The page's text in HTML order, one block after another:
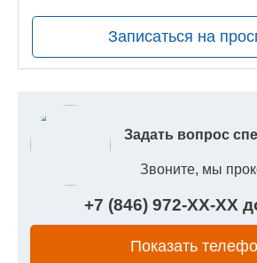
руб.
Записаться на
Задать вопрос
Звоните, мы
+7 (846) 972-XX-XX
Показать